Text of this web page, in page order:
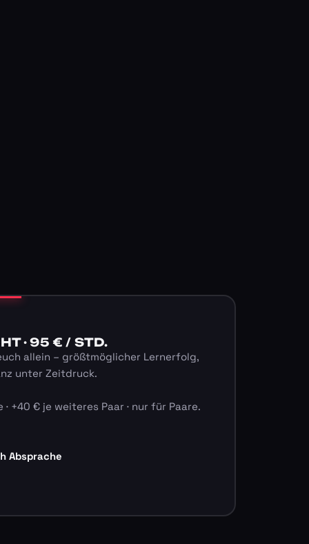
· 95 € / STD.
allein – größtmöglicher Lernerfolg,
unter Zeitdruck.
+40 € je weiteres Paar · nur für Paare.
Absprache